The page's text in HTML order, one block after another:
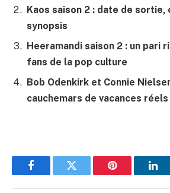
Kaos saison 2 : date de sortie,
synopsis
Heeramandi saison 2 : un pari
fans de la pop culture
Bob Odenkirk et Connie
cauchemars de vacances
FacebookTwitter Pinterest